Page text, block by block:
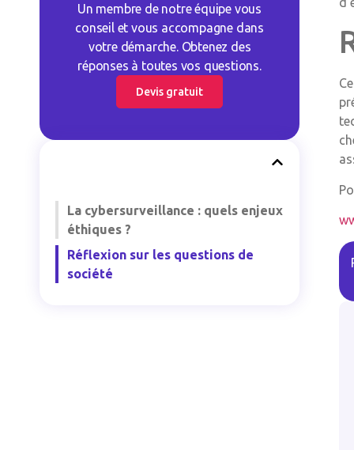
Un membre de notre équipe vous
conseil et vous accompagne dans
votre démarche. Obtenez des
réponses à toutes vos questions.
Devis gratuit
La cybersurveillance : quels enjeux
éthiques ?
Réflexion sur les questions de
société